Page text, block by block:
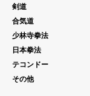
剣道
合気道
少林寺拳法
日本拳法
テコンドー
その他